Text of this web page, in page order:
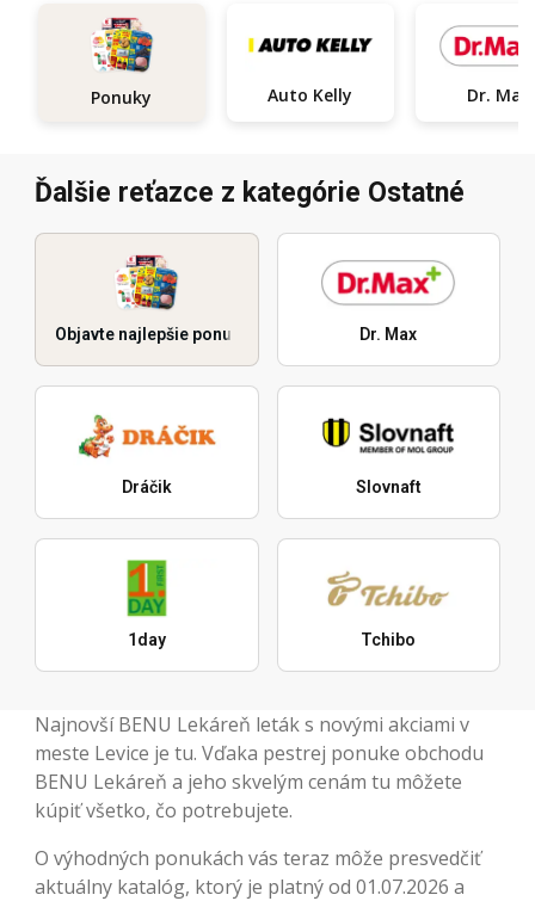
Ponuky Auto Kelly Dr. Max
Ďalšie reťazce z kategórie Ostatné
Objavte najlepšie ponuky Dr. Max
Dráčik Slovnaft
1day Tchibo
Najnovší BENU Lekáreň leták s novými akciami v
meste Levice je tu. Vďaka pestrej ponuke obchodu
BENU Lekáreň a jeho skvelým cenám tu môžete
kúpiť všetko, čo potrebujete.
O výhodných ponukách vás teraz môže presvedčiť
aktuálny katalóg, ktorý je platný od 01.07.2026 a